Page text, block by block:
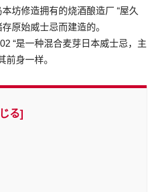
坊修造拥有的烧酒酿造厂 “屋久
原始威士忌而建造的。
“是一种混合麦芽日本威士忌，主
前身一样。